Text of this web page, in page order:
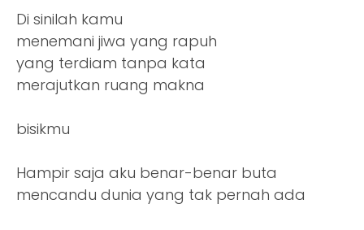
Di sinilah kamu
menemani jiwa yang rapuh
yang terdiam tanpa kata
merajutkan ruang makna
bisikmu
Hampir saja aku benar-benar buta
mencandu dunia yang tak pernah ada